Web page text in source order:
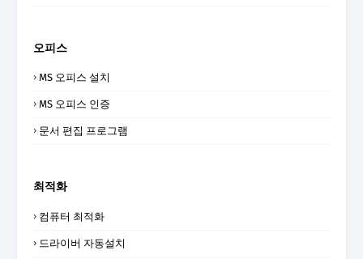
오피스
MS 오피스 설치
MS 오피스 인증
문서 편집 프로그램
최적화
컴퓨터 최적화
드라이버 자동설치